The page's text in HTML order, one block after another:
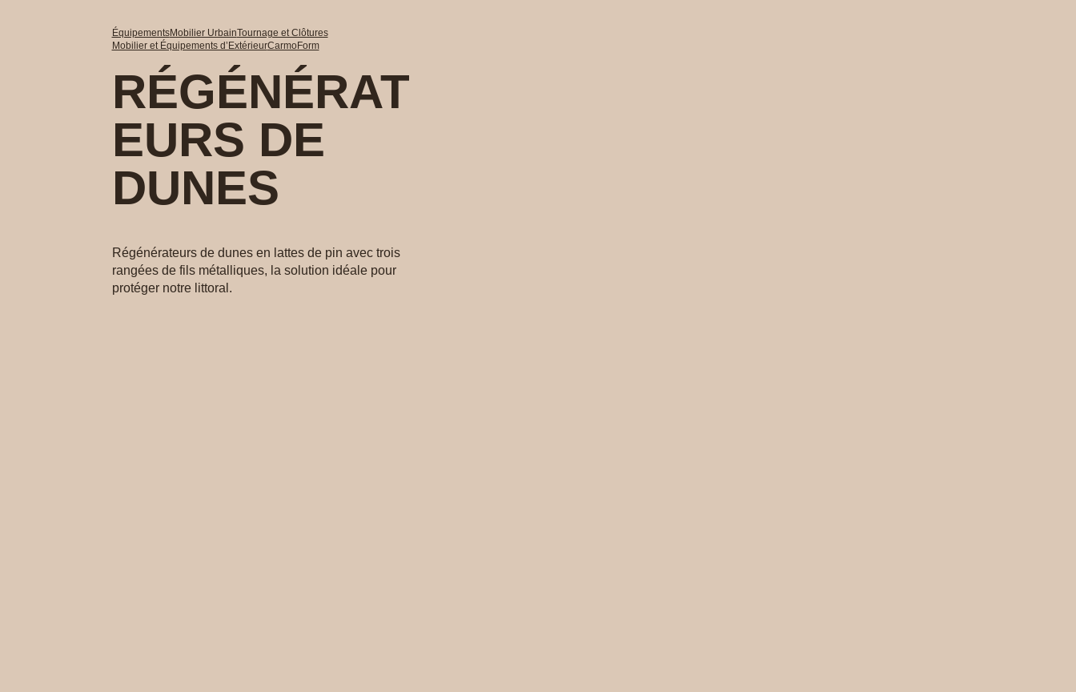
ÉquipementsMobilier UrbainTournage et Clôtures
Mobilier et Équipements d’ExtérieurCarmoForm
RÉGÉNÉRAT
EURS DE
DUNES
Régénérateurs de dunes en lattes de pin avec trois
rangées de fils métalliques, la solution idéale pour
protéger notre littoral.